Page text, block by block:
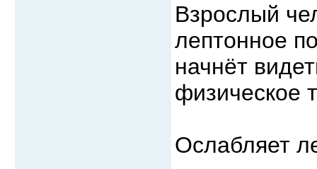
Взрослый
лептонное
начнёт
физическое
Ослабляет